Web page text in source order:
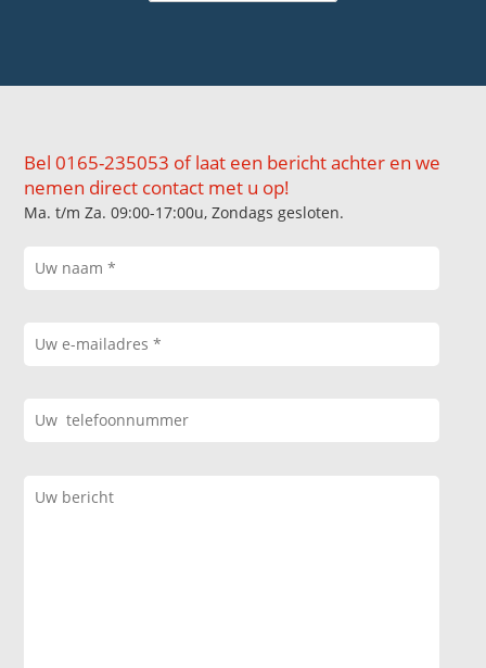
Bel 0165-235053 of laat een bericht achter en we
nemen direct contact met u op!
Ma. t/m Za. 09:00-17:00u, Zondags gesloten.